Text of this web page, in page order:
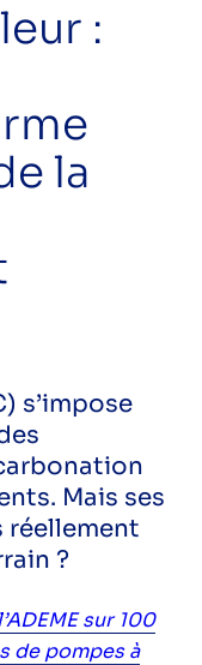
ne rien
:
la
s’impose
Mais ses
réellement
?
sur 100
de pompes à